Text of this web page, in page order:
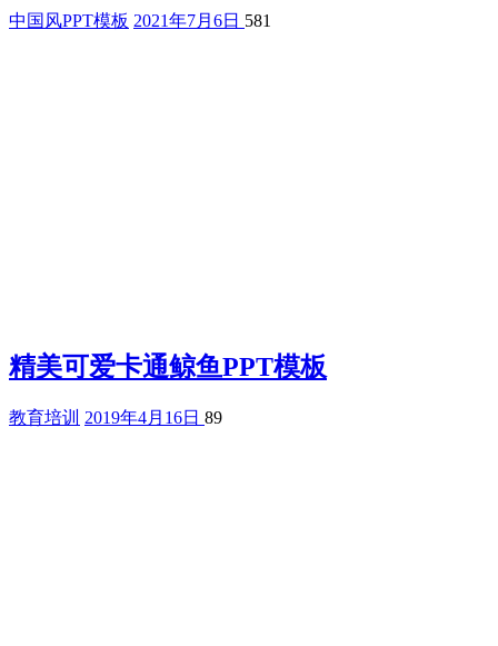
中国风PPT模板 2021年7月6日 581
精美可爱卡通鲸鱼PPT模板
教育培训 2019年4月16日 89